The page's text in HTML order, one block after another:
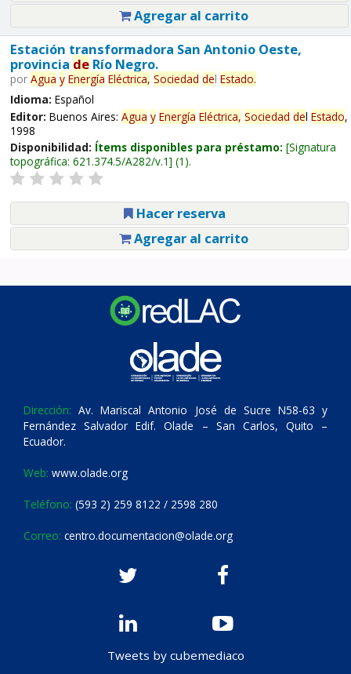
Agregar al carrito
Estación transformadora San Antonio Oeste,
provincia deRío Negro.
por Agua y Energía Eléctrica, Sociedad del Estado.
Idioma: Español
Editor: Buenos Aires: Agua y Energía Eléctrica, Sociedad del Estado,
1998
Disponibilidad: Ítems disponibles para préstamo: Signatura
topográfica: 621.374.5/A282/v.1 (1).
Hacer reserva
Agregar al carrito
Dirección: Av. Mariscal Antonio José de Sucre N58-63 y
Fernández Salvador Edif. Olade – San Carlos, Quito –
Ecuador.
Web: www.olade.org
Teléfono: (593 2) 259 8122 / 2598 280
Correo: centro.documentacion@olade.org
Tweets by cubemediaco